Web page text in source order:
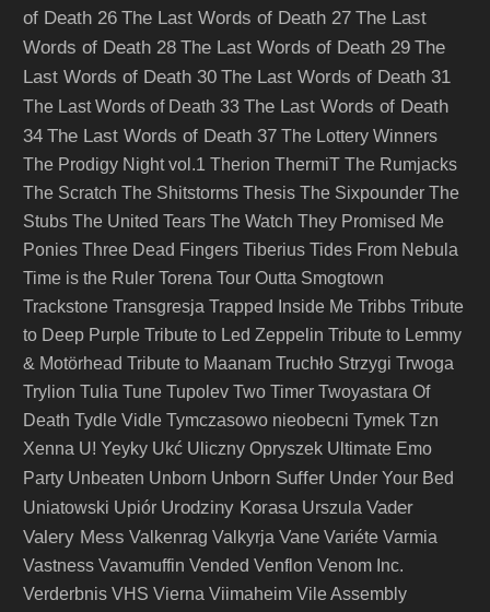
of Death 26 The Last Words of Death 27 The Last
Words of Death 28 The Last Words of Death 29 The
Last Words of Death 30 The Last Words of Death 31
The Last Words of Death 33 The Last Words of Death
34 The Last Words of Death 37 The Lottery Winners
The Prodigy Night vol.1 Therion ThermiT The Rumjacks
The Scratch The Shitstorms Thesis The Sixpounder The
Stubs The United Tears The Watch They Promised Me
Ponies Three Dead Fingers Tiberius Tides From Nebula
Time is the Ruler Torena Tour Outta Smogtown
Trackstone Transgresja Trapped Inside Me Tribbs Tribute
to Deep Purple Tribute to Led Zeppelin Tribute to Lemmy
& Motörhead Tribute to Maanam Truchło Strzygi Trwoga
Trylion Tulia Tune Tupolev Two Timer Twoyastara Of
Death Tydle Vidle Tymczasowo nieobecni Tymek Tzn
Xenna U! Yeyky Ukć Uliczny Opryszek Ultimate Emo
Party Unbeaten Unborn Unborn Suffer Under Your Bed
Uniatowski Upiór Urodziny Korasa Urszula Vader
Valery Mess Valkenrag Valkyrja Vane Variéte Varmia
Vastness Vavamuffin Vended Venflon Venom Inc.
Verderbnis VHS Vierna Viimaheim Vile Assembly